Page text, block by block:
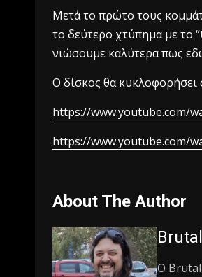
Μετά το πρώτο τους
το δεύτερο χτύπημα με το “
νιώσουμε καλύτερα πως
Ο δίσκος θα κυκλοφορήσει
https://www.youtube.com/
https://www.youtube.com/
About The Author
Ο Βrutal